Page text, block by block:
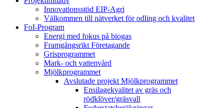
Innovationsstöd EIP-Agri
Välkommen till nätverket för odling och kvalitet
FoI-Program
Energi med fokus på biogas
Framgångsrikt Företagande
Grisprogrammet
Mark- och vattenvård
Mjölkprogrammet
Avslutade projekt Mjölkprogrammet
Ensilagekvalitet av gräs och
rödklöver/gräsvall